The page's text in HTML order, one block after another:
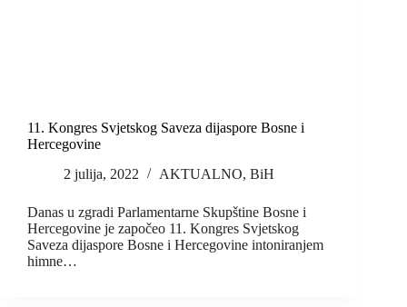
11. Kongres Svjetskog Saveza dijaspore Bosne i
Hercegovine
2 julija, 2022
AKTUALNO, BiH
Danas u zgradi Parlamentarne Skupštine Bosne i
Hercegovine je započeo 11. Kongres Svjetskog
Saveza dijaspore Bosne i Hercegovine intoniranjem
himne…